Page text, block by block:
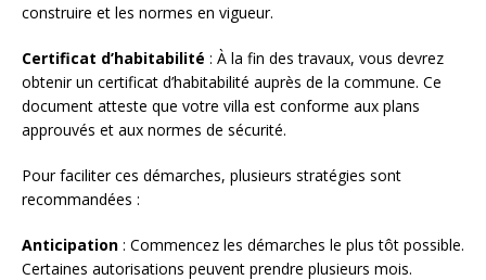
construire et les normes en vigueur.
Certificat d’habitabilité : À la fin des travaux, vous devrez
obtenir un certificat d’habitabilité auprès de la commune. Ce
document atteste que votre villa est conforme aux plans
approuvés et aux normes de sécurité.
Pour faciliter ces démarches, plusieurs stratégies sont
recommandées :
Anticipation : Commencez les démarches le plus tôt possible.
Certaines autorisations peuvent prendre plusieurs mois.